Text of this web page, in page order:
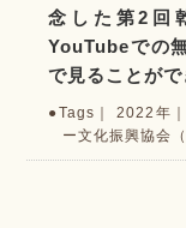
念した第2回
YouTubeでの
で見ることがで
2022年
ー文化振興協会